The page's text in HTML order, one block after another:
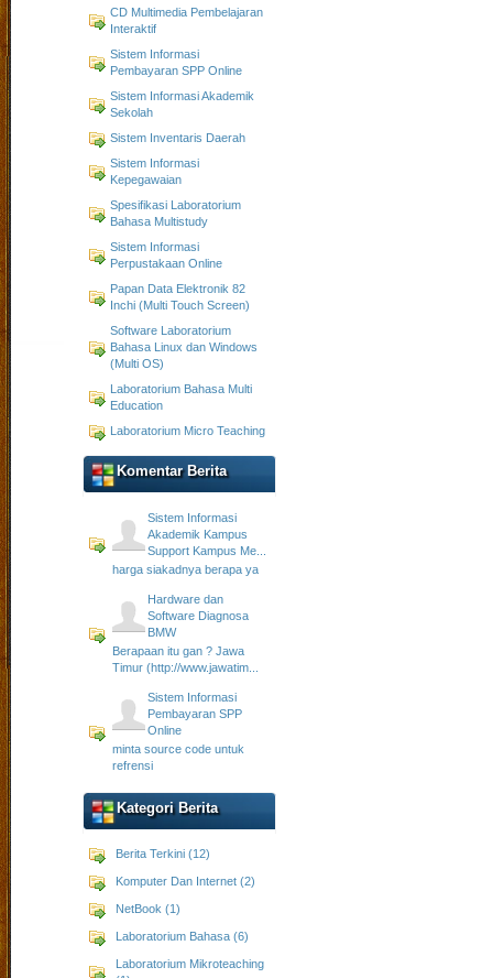
CD Multimedia Pembelajaran
Interaktif
Sistem Informasi
Pembayaran SPP Online
Sistem Informasi Akademik
Sekolah
Sistem Inventaris Daerah
Sistem Informasi
Kepegawaian
Spesifikasi Laboratorium
Bahasa Multistudy
Sistem Informasi
Perpustakaan Online
Papan Data Elektronik 82
Inchi (Multi Touch Screen)
Software Laboratorium
Bahasa Linux dan Windows
(Multi OS)
Laboratorium Bahasa Multi
Education
Laboratorium Micro Teaching
Komentar Berita
Sistem Informasi
Akademik Kampus
Support Kampus Me...
harga siakadnya berapa ya
Hardware dan
Software Diagnosa
BMW
Berapaan itu gan ? Jawa
Timur (http://www.jawatim...
Sistem Informasi
Pembayaran SPP
Online
minta source code untuk
refrensi
Kategori Berita
Berita Terkini (12)
Komputer Dan Internet (2)
NetBook (1)
Laboratorium Bahasa (6)
Laboratorium Mikroteaching